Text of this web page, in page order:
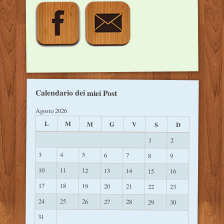
Calendario dei miei Post
Agosto 2026
L M M G V S D
1
2
3
4 5 6 7 8 9
10 11 12 13 14 15
16
17
18 19 20 21 22
23
24
25 26 27 28 29
30
31